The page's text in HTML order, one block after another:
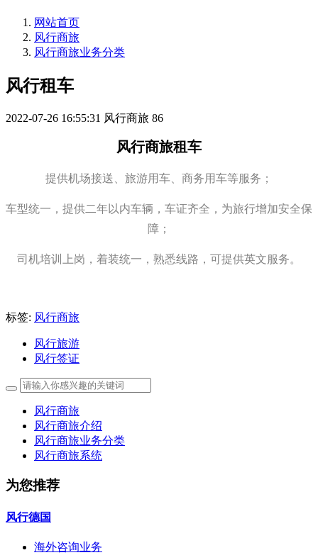
网站首页
风行商旅
风行商旅业务分类
风行租车
2022-07-26 16:55:31 风行商旅 86
风行商旅租车
提供机场接送、旅游用车、商务用车等服务；
车型统一，提供二年以内车辆，车证齐全，为旅行增加安全保
障；
司机培训上岗，着装统一，熟悉线路，可提供英文服务。
标签: 风行商旅
风行旅游
风行签证
风行商旅
风行商旅介绍
风行商旅业务分类
风行商旅系统
为您推荐
风行德国
海外咨询业务